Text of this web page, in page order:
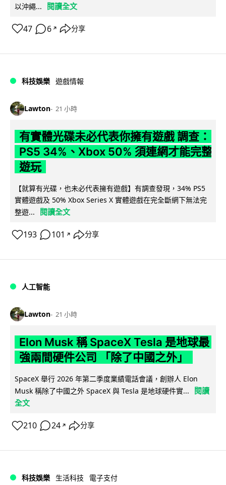
以沖繩...
閱讀全文
47 6 ↗ 分享
科技娛樂 遊戲情報
Lawton 21 小時
有實體光碟未必代表你擁有遊戲 調查：
PS5 34%、Xbox 50% 須連網才能完整
遊玩
【就算有光碟，也未必代表擁有遊戲】有調查發現，34% PS5
實體遊戲及 50% Xbox Series X 實體遊戲在完全斷網下無法完
整遊...
閱讀全文
193 101 ↗ 分享
人工智能
Lawton 21 小時
Elon Musk 稱 SpaceX Tesla 是地球最
強兩間硬件公司 「除了中國之外」
SpaceX 舉行 2026 年第二季度業績電話會議，創辦人 Elon
Musk 稱除了中國之外 SpaceX 與 Tesla 是地球硬件實...
閱讀
全文
210 24 ↗ 分享
科技娛樂 生活科技 電子支付